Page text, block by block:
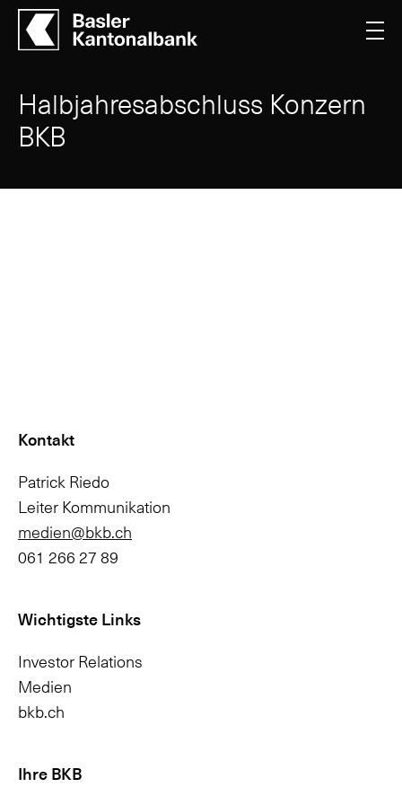
Halbjahresabschluss Konzern
BKB
Kontakt
Patrick Riedo
Leiter Kommunikation
medien@bkb.ch
061 266 27 89
Wichtigste Links
Investor Relations
Medien
bkb.ch
Ihre BKB